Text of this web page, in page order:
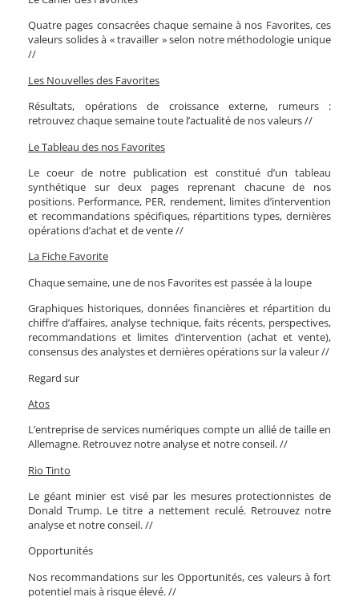
Quatre pages consacrées chaque semaine à nos Favorites, ces
valeurs solides à « travailler » selon notre méthodologie unique
//
Les Nouvelles des Favorites
Résultats, opérations de croissance externe, rumeurs :
retrouvez chaque semaine toute l’actualité de nos valeurs //
Le Tableau des nos Favorites
Le coeur de notre publication est constitué d’un tableau
synthétique sur deux pages reprenant chacune de nos
positions. Performance, PER, rendement, limites d’intervention
et recommandations spécifiques, répartitions types, dernières
opérations d’achat et de vente //
La Fiche Favorite
Chaque semaine, une de nos Favorites est passée à la loupe
Graphiques historiques, données financières et répartition du
chiffre d’affaires, analyse technique, faits récents, perspectives,
recommandations et limites d’intervention (achat et vente),
consensus des analystes et dernières opérations sur la valeur //
Regard sur
Atos
L’entreprise de services numériques compte un allié de taille en
Allemagne. Retrouvez notre analyse et notre conseil. //
Rio Tinto
Le géant minier est visé par les mesures protectionnistes de
Donald Trump. Le titre a nettement reculé. Retrouvez notre
analyse et notre conseil.//
Opportunités
Nos recommandations sur les Opportunités, ces valeurs à fort
potentiel mais à risque élevé. //